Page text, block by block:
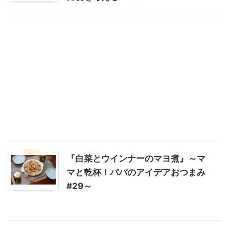
『白菜とウインナーのマヨ煮』～マ
マと乾杯！パパのアイデアおつまみ
#29～